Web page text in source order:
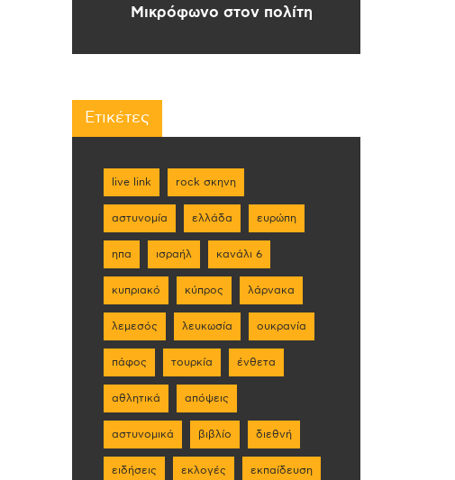
Μικρόφωνο στον πολίτη
Ετικέτες
live link rock σκηνη
αστυνομία ελλάδα ευρώπη
ηπα ισραήλ κανάλι 6
κυπριακό κύπρος λάρνακα
λεμεσός λευκωσία ουκρανία
πάφος τουρκία ένθετα
αθλητικά απόψεις
αστυνομικά βιβλίο διεθνή
ειδήσεις εκλογές εκπαίδευση